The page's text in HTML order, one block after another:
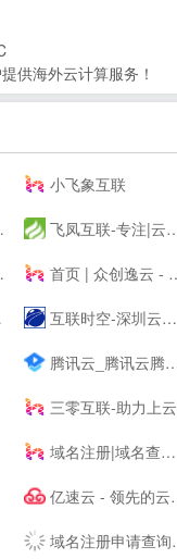
供海外云计算服务！
小飞象互联
飞凤互联-专注|云主机|云空间|vps主机|拨号vps|虚拟主机|挂机宝|电信服务器|香港服务器
首页 | 众创逸云 - 为全民开发者而生的专业云服务器
互联时空-深圳云主机,云服务器租用,深圳H5网站建设,域名注册,企业建站,小程序制作,服务器租用
腾讯云_腾讯云腾讯课堂--
三零互联-助力上云
域名注册|域名查询|域名申请|虚拟主机|企业邮箱|网站建设|云主机|网站安全证书|CA证书|尽在阳光互联
亿速云 - 领先的云服务器、高防服务器、香港服务器云计算服务商！
域名注册申请查询交易门户|域名中介|商标注册|云计算|主机|SSL证书-尽在爱名网